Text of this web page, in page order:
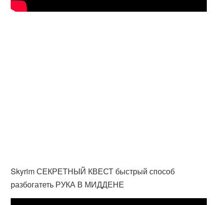
Skyrim СЕКРЕТНЫЙ КВЕСТ быстрый способ
разбогатеть РУКА В МИДДЕНЕ